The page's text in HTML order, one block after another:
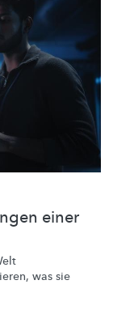
einer
was sie